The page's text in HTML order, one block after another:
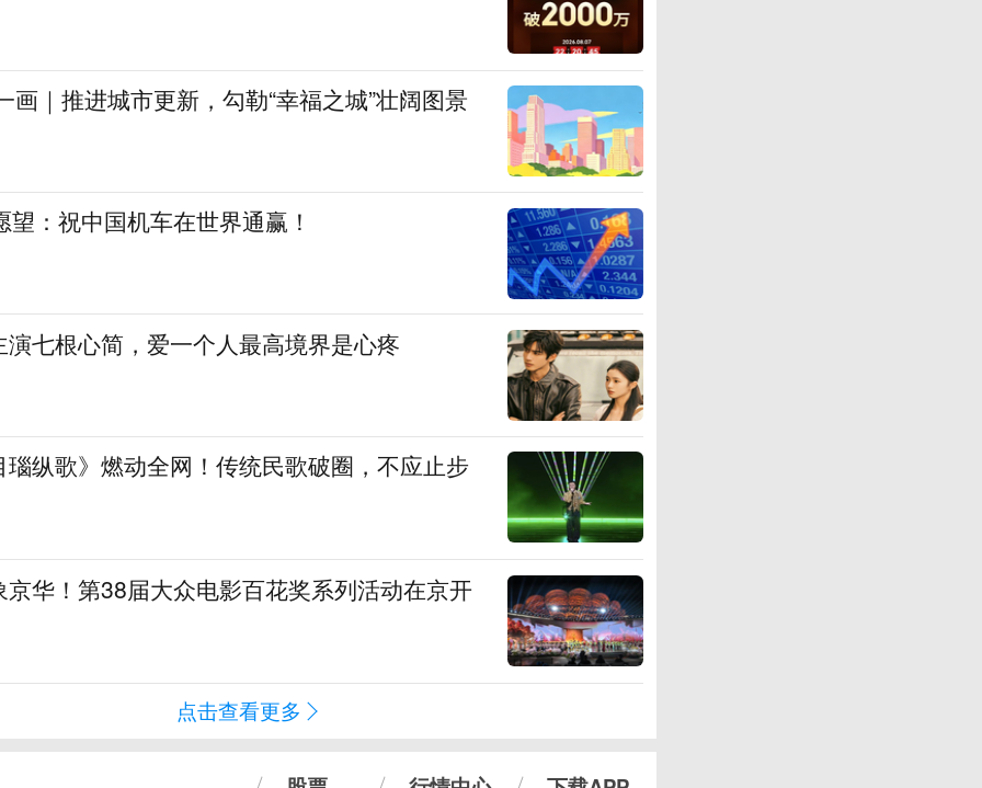
画｜推进城市更新，勾勒“幸福之城”壮阔图景
：祝中国机车在世界通赢！
七根心简，爱一个人最高境界是心疼
纵歌》燃动全网！传统民歌破圈，不应止步
华！第38届大众电影百花奖系列活动在京开
点击查看更多